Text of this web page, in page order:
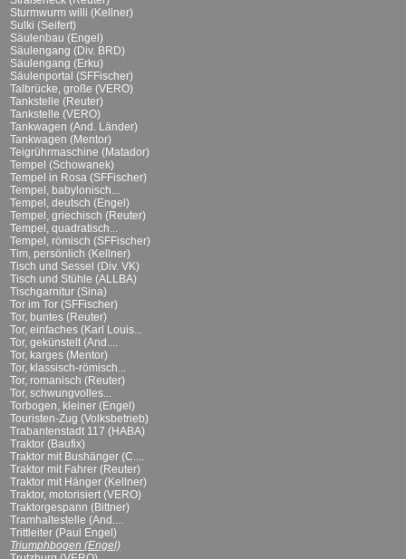
Sturmwurm willi (Kellner)
Sulki (Seifert)
Säulenbau (Engel)
Säulengang (Div. BRD)
Säulengang (Erku)
Säulenportal (SFFischer)
Talbrücke, große (VERO)
Tankstelle (Reuter)
Tankstelle (VERO)
Tankwagen (And. Länder)
Tankwagen (Mentor)
Teigrührmaschine (Matador)
Tempel (Schowanek)
Tempel in Rosa (SFFischer)
Tempel, babylonisch...
Tempel, deutsch (Engel)
Tempel, griechisch (Reuter)
Tempel, quadratisch...
Tempel, römisch (SFFischer)
Tim, persönlich (Kellner)
Tisch und Sessel (Div. VK)
Tisch und Stühle (ALLBA)
Tischgarnitur (Sina)
Tor im Tor (SFFischer)
Tor, buntes (Reuter)
Tor, einfaches (Karl Louis...
Tor, gekünstelt (And....
Tor, karges (Mentor)
Tor, klassisch-römisch...
Tor, romanisch (Reuter)
Tor, schwungvolles...
Torbogen, kleiner (Engel)
Touristen-Zug (Volksbetrieb)
Trabantenstadt 117 (HABA)
Traktor (Baufix)
Traktor mit Bushänger (C....
Traktor mit Fahrer (Reuter)
Traktor mit Hänger (Kellner)
Traktor, motorisiert (VERO)
Traktorgespann (Bittner)
Tramhaltestelle (And....
Trittleiter (Paul Engel)
Triumphbogen (Engel)